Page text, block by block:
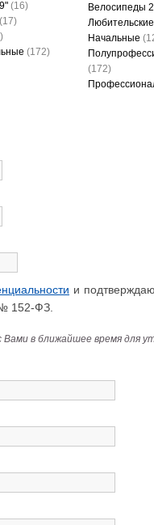
(16)
(17)
(172)
Велосипеды
Начальные
(172)
и
152-ФЗ.
в ближайшее время для